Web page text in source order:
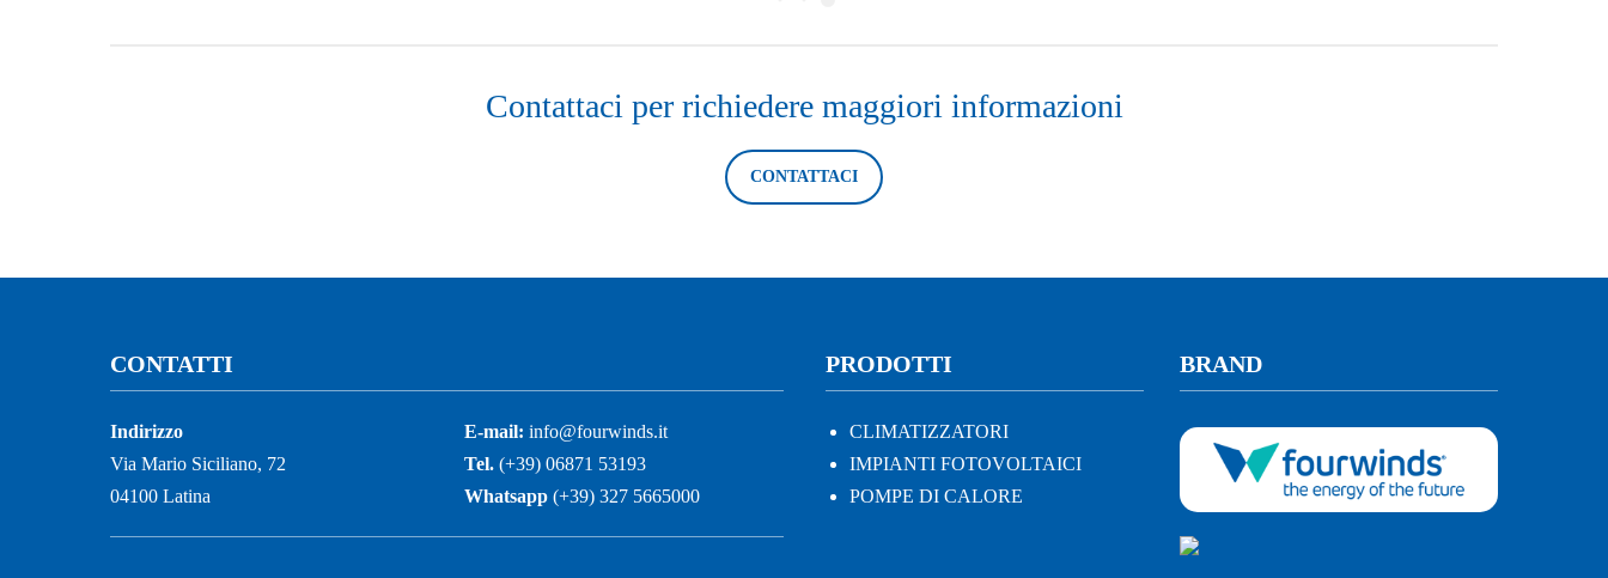
Contattaci per richiedere maggiori informazioni
CONTATTACI
CONTATTI
Indirizzo
Via Mario Siciliano, 72
04100 Latina
E-mail: info@fourwinds.it
Tel. (+39) 06871 53193
Whatsapp (+39) 327 5665000
PRODOTTI
CLIMATIZZATORI
IMPIANTI FOTOVOLTAICI
POMPE DI CALORE
BRAND